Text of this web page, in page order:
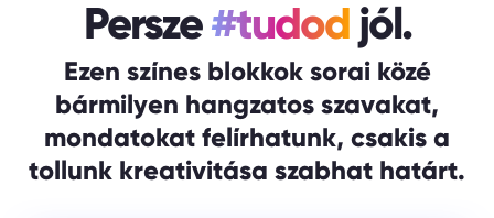
Persze#tudodjól.
Ezen színes blokkok sorai közé
bármilyen hangzatos szavakat,
mondatokat felírhatunk, csakis a
tollunk kreativitása szabhat határt.